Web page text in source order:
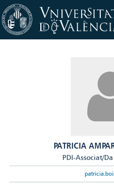
PATRICIA
PDI-Associat/